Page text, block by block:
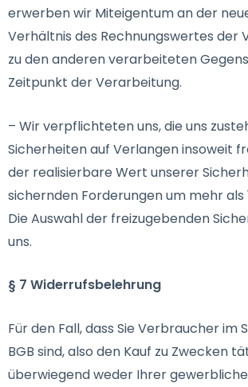
erwerben wir Miteigentum an der
Verhältnis des Rechnungswertes der
zu den anderen verarbeiteten
Zeitpunkt der Verarbeitung.
– Wir verpflichteten uns, die uns
Sicherheiten auf Verlangen insoweit
der realisierbare Wert unserer
sichernden Forderungen um mehr als
Die Auswahl der freizugebenden
uns.
§ 7 Widerrufsbelehrung
Für den Fall, dass Sie Verbraucher im
BGB sind, also den Kauf zu Zwecken
überwiegend weder Ihrer